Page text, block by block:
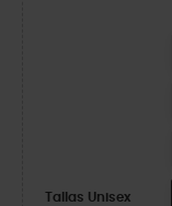
Tallas Unisex